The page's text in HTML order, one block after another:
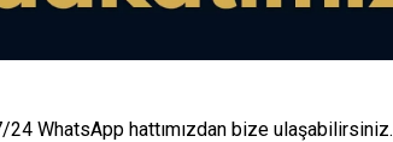
24 WhatsApp hattımızdan bize ulaşabilirsiniz.